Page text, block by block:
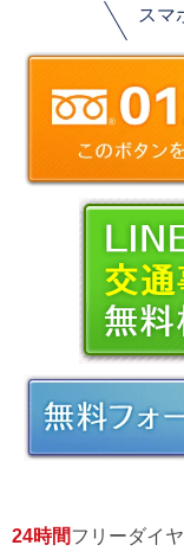
スマ
24時間フリーダイ